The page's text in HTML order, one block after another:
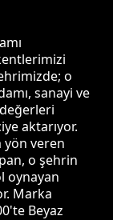
o
sanayi ve
aktarıyor.
yön veren
o şehrin
oynayan
Marka
Beyaz